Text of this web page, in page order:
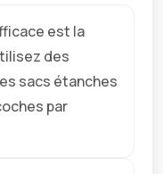
est la
des
sacs étanches
par